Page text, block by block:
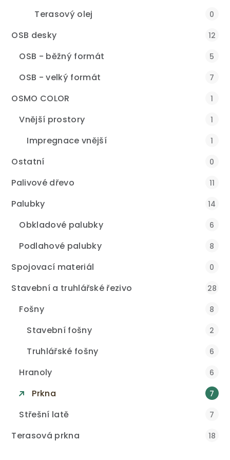
Terasový olej 0
OSB desky 12
OSB - běžný formát 5
OSB - velký formát 7
OSMO COLOR 1
Vnější prostory 1
Impregnace vnější 1
Ostatní 0
Palivové dřevo 11
Palubky 14
Obkladové palubky 6
Podlahové palubky 8
Spojovací materiál 0
Stavební a truhlářské řezivo 28
Fošny 8
Stavební fošny 2
Truhlářské fošny 6
Hranoly 6
Prkna 7
Střešní latě 7
Terasová prkna 18